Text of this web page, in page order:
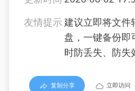
友情提示建议立即将文件
盘，一键备份即
时防丢失、防失
复制分享 立即访问